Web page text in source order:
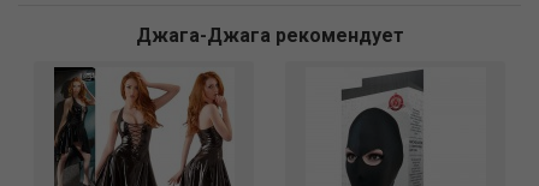
Джага-Джага рекомендует